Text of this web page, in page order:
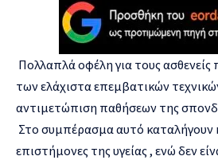
Πολλαπλά οφέλη για τους
των ελάχιστα επεμβατικών
αντιμετώπιση παθήσεων της
Στο συμπέρασμα αυτό καταλήγουν
επιστήμονες της υγείας , ενώ δεν